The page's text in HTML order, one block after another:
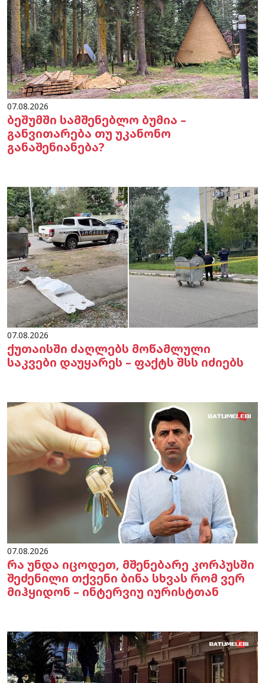
07.08.2026
ბეშუმში სამშენებლო ბუმია –
განვითარება თუ უკანონო
განაშენიანება?
07.08.2026
ქუთაისში ძაღლებს მოწამლული
საკვები დაუყარეს – ფაქტს შსს იძიებს
07.08.2026
რა უნდა იცოდეთ, მშენებარე კორპუსში
შეძენილი თქვენი ბინა სხვას რომ ვერ
მიჰყიდონ – ინტერვიუ იურისტთან